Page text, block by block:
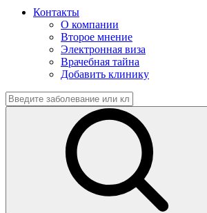
Контакты
О компании
Второе мнение
Электронная виза
Врачебная тайна
Добавить клинику